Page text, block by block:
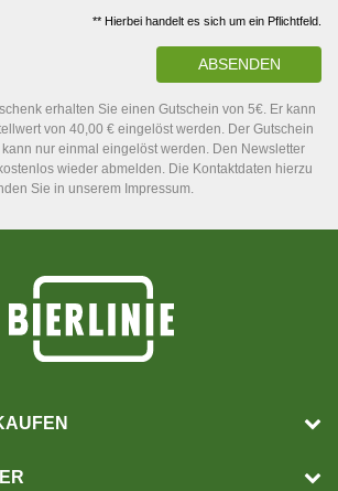
** Hierbei handelt es sich um ein Pflichtfeld.
ABSENDEN
erhalten Sie einen Gutschein von 5€. Er kann
von 40,00 € eingelöst werden. Der Gutschein
nur einmal eingelöst werden. Den Newsletter
wieder abmelden. Die Kontaktdaten hierzu
Sie in unserem Impressum.